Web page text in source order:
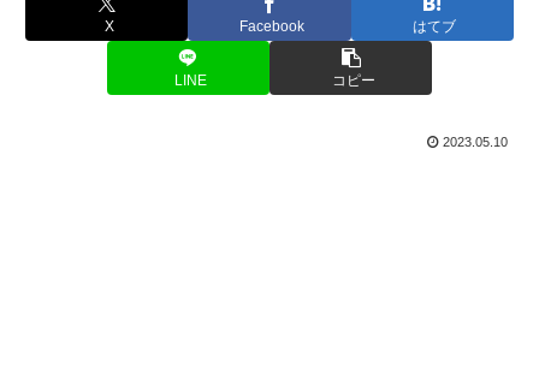
X Facebook はてブ
LINE コピー
2023.05.10